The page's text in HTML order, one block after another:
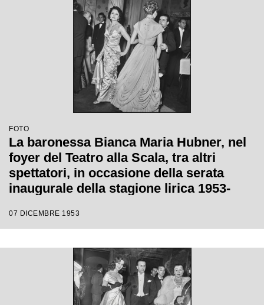
FOTO
La baronessa Bianca Maria Hubner, nel
foyer del Teatro alla Scala, tra altri
spettatori, in occasione della serata
inaugurale della stagione lirica 1953-
Catalani, diretta da Carlo Maria Giulini,
07 DICEMBRE 1953